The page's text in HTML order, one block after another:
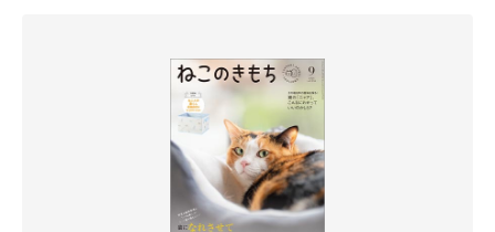
飼い主さんに役立つ新型コロナウイルス情報
リンク集